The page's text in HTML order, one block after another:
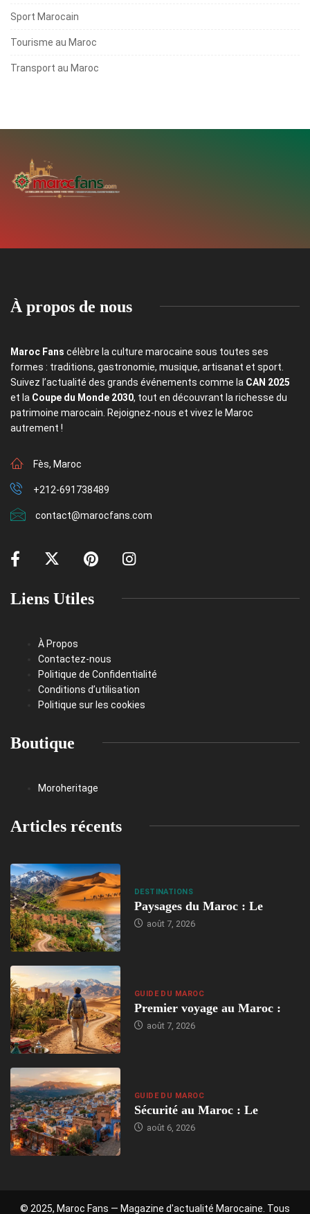
Sport Marocain
Tourisme au Maroc
Transport au Maroc
À propos de nous
Maroc Fans célèbre la culture marocaine sous toutes ses
formes : traditions, gastronomie, musique, artisanat et sport.
Suivez l’actualité des grands événements comme la CAN 2025
et la Coupe du Monde 2030, tout en découvrant la richesse du
patrimoine marocain. Rejoignez-nous et vivez le Maroc
autrement !
Fès, Maroc
+212-691738489
contact@marocfans.com
Liens Utiles
À Propos
Contactez-nous
Politique de Confidentialité
Conditions d’utilisation
Politique sur les cookies
Boutique
Moroheritage
Articles récents
DESTINATIONS
Paysages du Maroc : Le
août 7, 2026
GUIDE DU MAROC
Premier voyage au Maroc :
août 7, 2026
GUIDE DU MAROC
Sécurité au Maroc : Le
août 6, 2026
© 2025, Maroc Fans — Magazine d'actualité Marocaine. Tous